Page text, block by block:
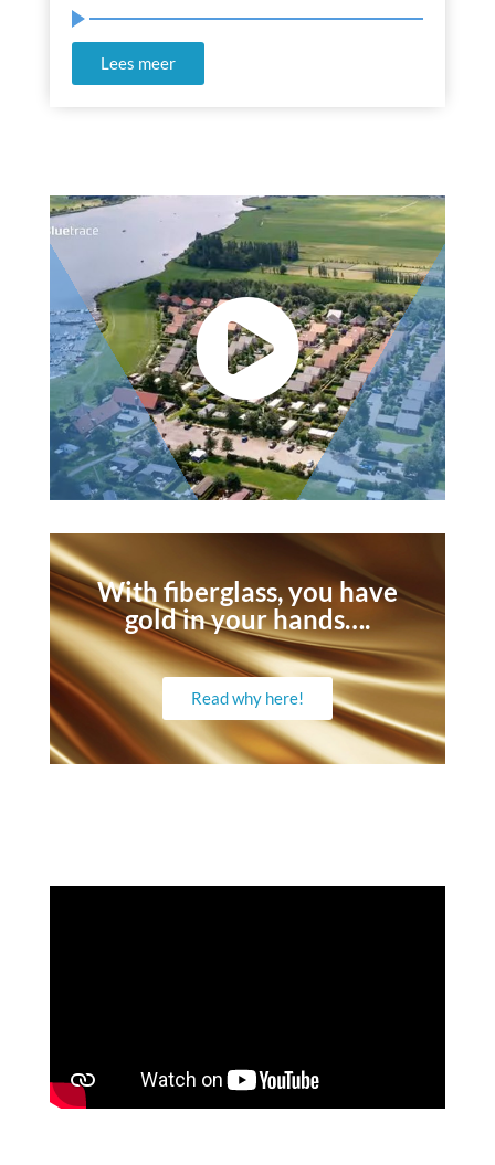
Lees meer

With fiberglass, you have
gold in your hands….
Read why here!